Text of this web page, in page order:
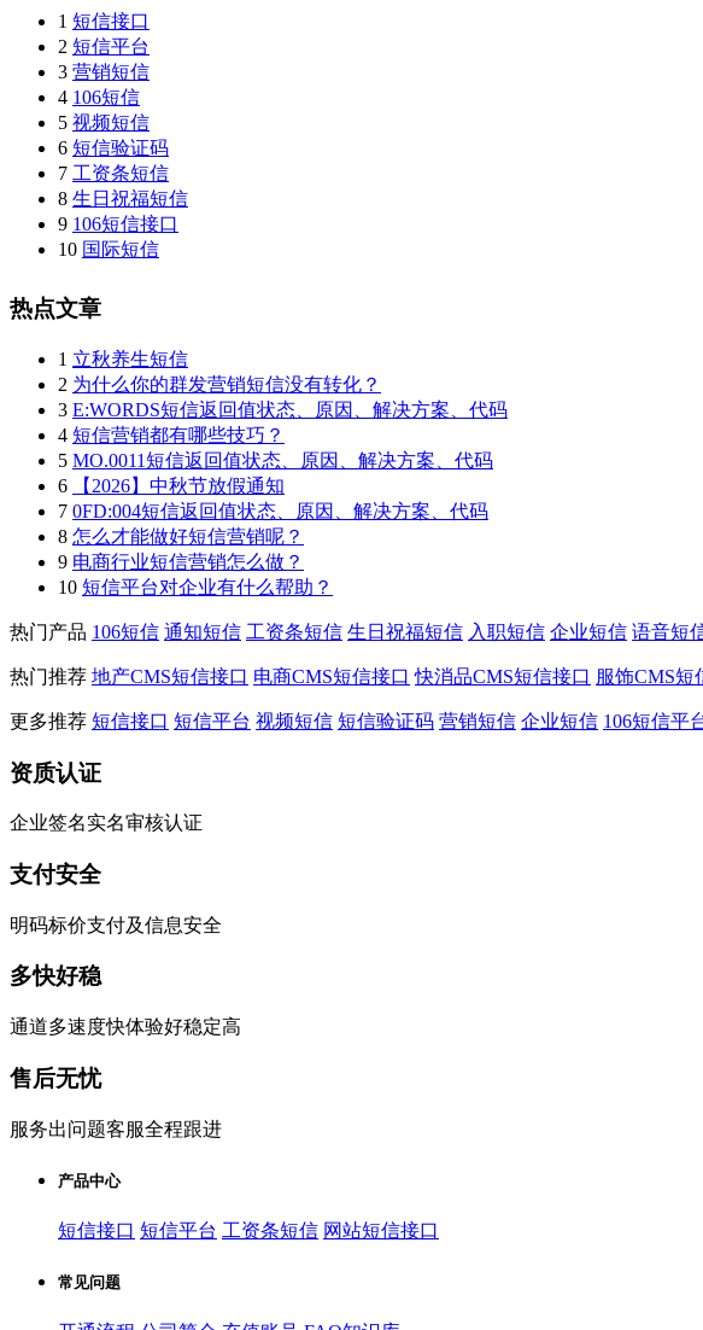
1 短信接口
2 短信平台
3 营销短信
4 106短信
5 视频短信
6 短信验证码
7 工资条短信
8 生日祝福短信
9 106短信接口
10 国际短信
热点文章
1 立秋养生短信
2 为什么你的群发营销短信没有转化？
3 E:WORDS短信返回值状态、原因、解决方案、代码
4 短信营销都有哪些技巧？
5 MO.0011短信返回值状态、原因、解决方案、代码
6
【2026】中秋节放假通知
7 0FD:004短信返回值状态、原因、解决方案、代码
8 怎么才能做好短信营销呢？
9 电商行业短信营销怎么做？
10 短信平台对企业有什么帮助？
热门产品 106短信 通知短信 工资条短信 生日祝福短信 入职短信 企业短信 语音短
热门推荐 地产CMS短信接口 电商CMS短信接口 快消品CMS短信接口 服饰CMS短
更多推荐 短信接口 短信平台 视频短信 短信验证码 营销短信 企业短信 106短信平
资质认证
企业签名实名审核认证
支付安全
明码标价支付及信息安全
多快好稳
通道多速度快体验好稳定高
售后无忧
服务出问题客服全程跟进
产品中心
短信接口 短信平台 工资条短信 网站短信接口
常见问题